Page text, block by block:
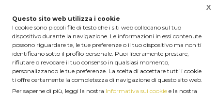
Questo sito web utilizza i cookie
I cookie sono piccoli file di testo che i siti web collocano sul tuo
dispositivo durante la navigazione. Le informazioni in essi contenute
possono riguardare te, le tue preferenze o il tuo dispositivo ma non ti
identificano sotto il profilo personale. Puoi liberamente prestare,
rifiutare o revocare il tuo consenso in qualsiasi momento,
personalizzando le tue preferenze. La scelta di accettare tutti i cookie
ti offre certamente la completezza di navigazione di questo sito web.
Per saperne di più, leggi la nostra Informativa sui cookie e la nostra
X
Home Prodotti Tegole Wierer in cemento